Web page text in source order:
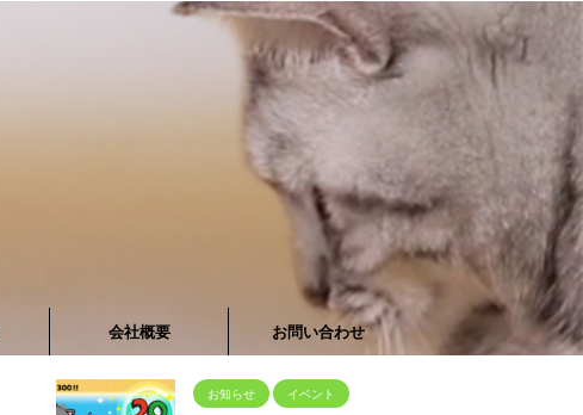
会社概要 お問い合わせ
お知らせ イベント